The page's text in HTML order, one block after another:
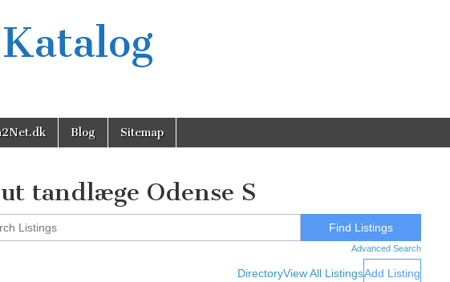
Blog Sitemap
tandlæge Odense S
Advanced Search
DirectoryView All ListingsAdd Listing